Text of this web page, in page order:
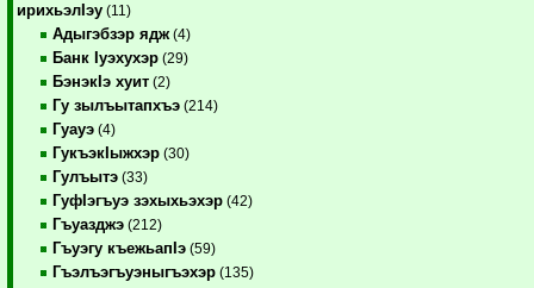
ирихьэлIэу (11)
Адыгэбзэр ядж (4)
Банк Iуэхухэр (29)
БэнэкIэ хуит (2)
Гу зылъытапхъэ (214)
Гуауэ (4)
ГукъэкIыжхэр (30)
Гулъытэ (33)
ГуфIэгъуэ зэхыхьэхэр (42)
Гъуазджэ (212)
Гъуэгу къежьапIэ (59)
Гъэлъэгъуэныгъэхэр (135)